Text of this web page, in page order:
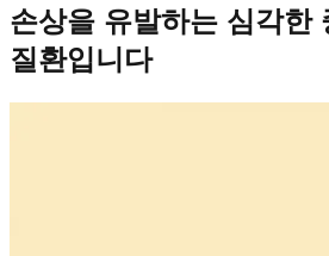
손상을 유발하는 심각한
질환입니다